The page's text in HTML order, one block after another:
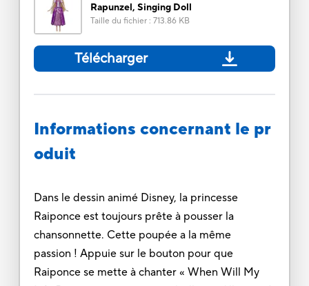
Rapunzel, Singing Doll
Taille du fichier: 713.86 KB
Télécharger
Informations concernant le pr
oduit
Dans le dessin animé Disney, la princesse
Raiponce est toujours prête à pousser la
chansonnette. Cette poupée a la même
passion ! Appuie sur le bouton pour que
Raiponce se mette à chanter « When Will My